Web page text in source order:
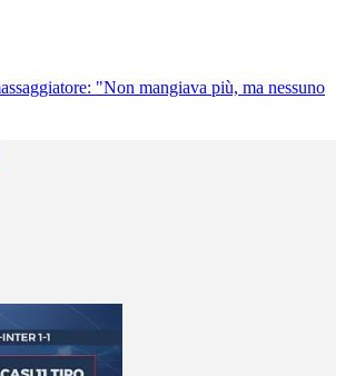
"Non mangiava più, ma nessuno